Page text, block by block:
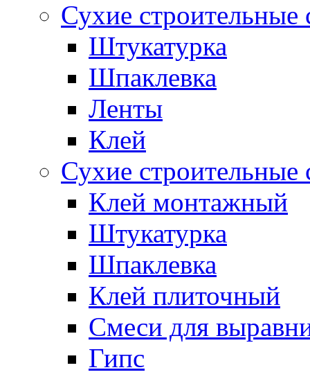
Сухие
Штукатурка
Шпаклевка
Ленты
Клей
Сухие
Клей монтажный
Штукатурка
Шпаклевка
Клей плиточный
Смеси для
Гипс